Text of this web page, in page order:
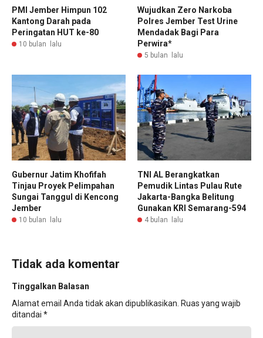
PMI Jember Himpun 102
Kantong Darah pada
Peringatan HUT ke-80
10 bulan lalu
Wujudkan Zero Narkoba
Polres Jember Test Urine
Mendadak Bagi Para
Perwira*
5 bulan lalu
Gubernur Jatim Khofifah
Tinjau Proyek Pelimpahan
Sungai Tanggul di Kencong
Jember
10 bulan lalu
TNI AL Berangkatkan
Pemudik Lintas Pulau Rute
Jakarta-Bangka Belitung
Gunakan KRI Semarang-594
4 bulan lalu
Tidak ada komentar
Tinggalkan Balasan
Alamat email Anda tidak akan dipublikasikan. Ruas yang wajib
ditandai *